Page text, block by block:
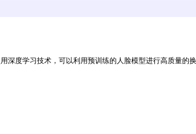
度学习技术，可以利用预训练的人脸模型进行高质量的换